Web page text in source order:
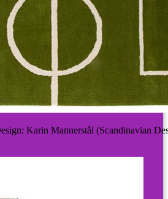
Karin Mannerstål (Scandinavian